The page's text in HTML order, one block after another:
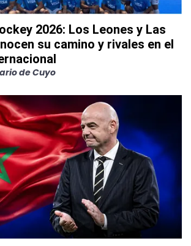
2026: Los Leones y Las
su camino y rivales en el
de Cuyo